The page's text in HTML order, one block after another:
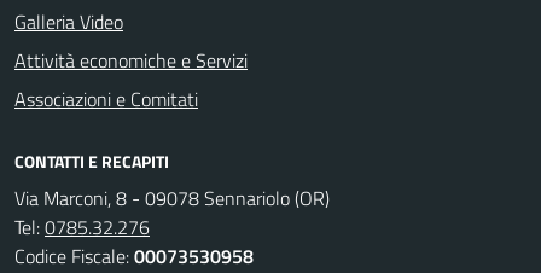
Galleria Video
Attività economiche e Servizi
Associazioni e Comitati
CONTATTI E RECAPITI
Via Marconi, 8 - 09078 Sennariolo (OR)
Tel:0785.32.276
Codice Fiscale:00073530958